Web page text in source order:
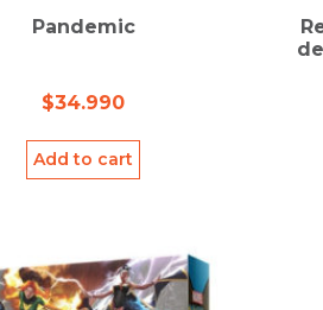
Pandemic
$34.990
Add to cart